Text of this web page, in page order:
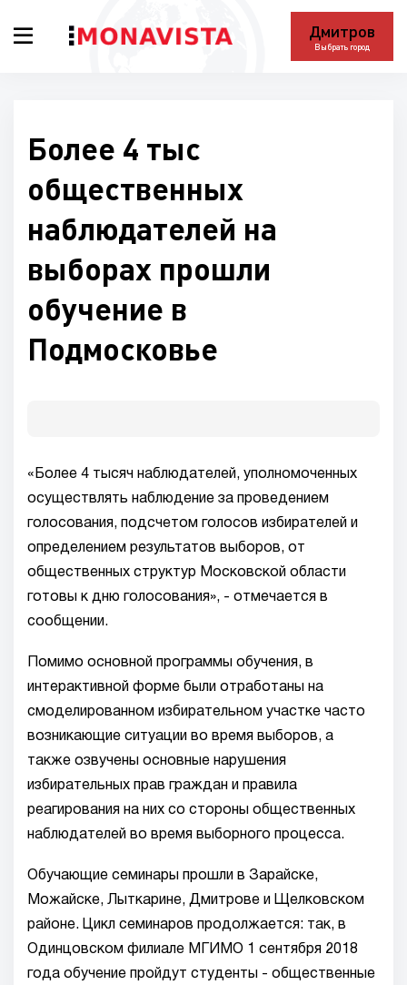
Дмитров
Выбрать город
Более 4 тыс
общественных
наблюдателей на
выборах прошли
обучение в
Подмосковье
«Более 4 тысяч наблюдателей, уполномоченных
осуществлять наблюдение за проведением
голосования, подсчетом голосов избирателей и
определением результатов выборов, от
общественных структур Московской области
готовы к дню голосования», - отмечается в
сообщении.
Помимо основной программы обучения, в
интерактивной форме были отработаны на
смоделированном избирательном участке часто
возникающие ситуации во время выборов, а
также озвучены основные нарушения
избирательных прав граждан и правила
реагирования на них со стороны общественных
наблюдателей во время выборного процесса.
Обучающие семинары прошли в Зарайске,
Можайске, Лыткарине, Дмитрове и Щелковском
районе. Цикл семинаров продолжается: так, в
Одинцовском филиале МГИМО 1 сентября 2018
года обучение пройдут студенты - общественные